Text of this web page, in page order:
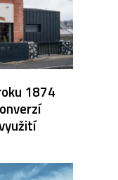
1874